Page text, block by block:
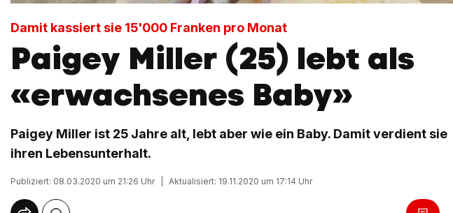
Damit kassiert sie 15'000 Franken pro Monat
Paigey Miller (25) lebt als
«erwachsenes Baby»
Paigey Miller ist 25 Jahre alt, lebt aber wie ein Baby. Damit verdient sie
ihren Lebensunterhalt.
Publiziert: 08.03.2020 um 21:26 Uhr Aktualisiert: 19.11.2020 um 17:14 Uhr